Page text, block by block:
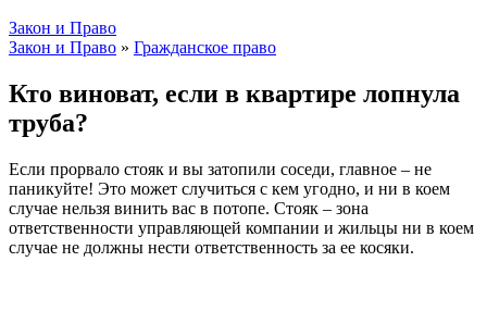
Закон и Право
Закон и Право » Гражданское право
Кто виноват, если в квартире лопнула
труба?
Если прорвало стояк и вы затопили соседи, главное – не
паникуйте! Это может случиться с кем угодно, и ни в коем
случае нельзя винить вас в потопе. Стояк – зона
ответственности управляющей компании и жильцы ни в коем
случае не должны нести ответственность за ее косяки.